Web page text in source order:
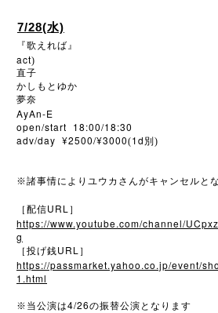
7/28(水)
『歌えれば』
act)
直子
かしもとゆか
夢奈
AyAn-E
open/start 18:00/18:30
adv/day ¥2500/¥3000(1d 別)
※諸事情によりユウカさんがキャンセルと
［配信URL ］
https://www.youtube.com/channel/
g
［投げ銭URL ］
https://passmarket.yahoo.co.jp/event/
1.html
※ 当公演は4/26の振替公演となります